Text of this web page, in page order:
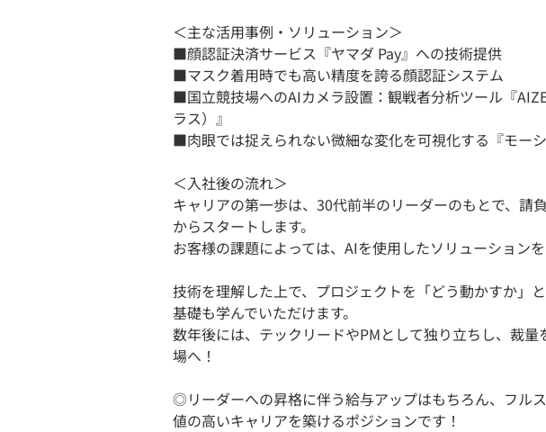
＜主な活用事例・ソリューション＞
■顔認証決済サービス『ヤマダ Pay』への技術提供
■マスク着用時でも高い精度を誇る顔認証システム
■国立競技場へのAIカメラ設置：観戦者分析ツール『
ラス）』
■肉眼では捉えられない微細な変化を可視化する『モー
＜入社後の流れ＞
キャリアの第一歩は、30代前半のリーダーのもとで、請
からスタートします。
お客様の課題によっては、AIを使用したソリューションを
技術を理解した上で、プロジェクトを「どう動かすか」
基礎も学んでいただけます。
数年後には、テックリードやPMとして独り立ちし、裁
場へ！
◎リーダーへの昇格に伴う給与アップはもちろん、フル
値の高いキャリアを築けるポジションです！